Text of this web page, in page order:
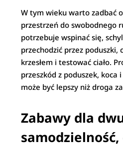
W tym wieku warto zadbać
przestrzeń do swobodnego
potrzebuje wspinać się,
przechodzić przez poduszki,
krzesłem i testować ciało.
przeszkód z poduszek, koca
może być lepszy niż droga
Zabawy dla